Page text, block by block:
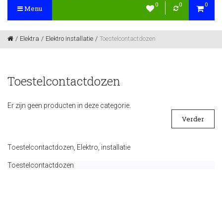
0 0 0
Menu
Elektra Elektro installatie Toestelcontactdozen
Toestelcontactdozen
Er zijn geen producten in deze categorie.
Verder
Toestelcontactdozen Elektro installatie
Toestelcontactdozen